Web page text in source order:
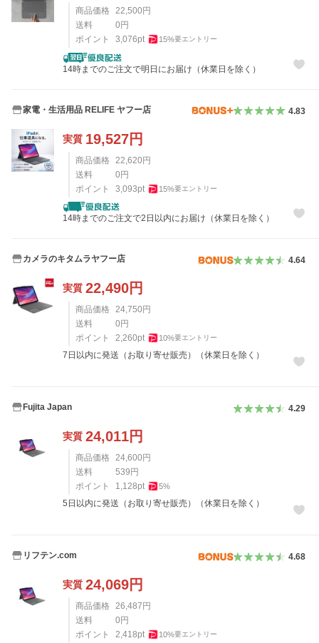
商品価格 22,500 円
送料
0 円
ポイント
3,076pt 15%要エントリー
14時までのご注文で明日にお届け（休業日を除く）
家電・生活用品 RELIFE ヤフー店 4.83
実質 19,527円
商品価格 22,620円
送料
0円
ポイント
3,093pt 15%要エントリー
14時までのご注文で2日以内にお届け（休業日を除く）
カメラのキタムラヤフー店 4.64
実質 22,490円
商品価格 24,750 円
送料
0 円
ポイント
2,260pt 10%要エントリー
7日以内に発送（お取り寄せ販売）（休業日を除く）
Fujita Japan 4.29
実質 24,011円
商品価格 24,600 円
送料
539 円
ポイント
1,128pt 5%
5日以内に発送（お取り寄せ販売）（休業日を除く）
リフテン.com 4.68
実質 24,069円
商品価格 26,487 円
送料
0 円
ポイント
2,418pt 10%要エントリー